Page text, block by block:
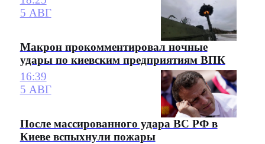
5 АВГ
Макрон прокомментировал ночные
удары по киевским предприятиям ВПК
16:39
5 АВГ
После массированного удара ВС РФ в
Киеве вспыхнули пожары